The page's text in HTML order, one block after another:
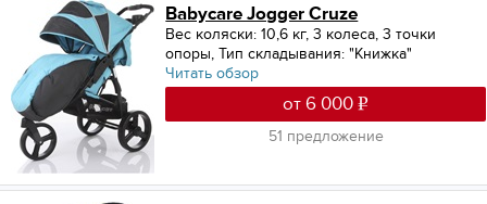
Babycare Jogger Cruze
Вес коляски: 10,6 кг,3 колеса, 3 точки
опоры,Тип складывания: "Книжка"
от 6 000
51 предложение
Читать обзор